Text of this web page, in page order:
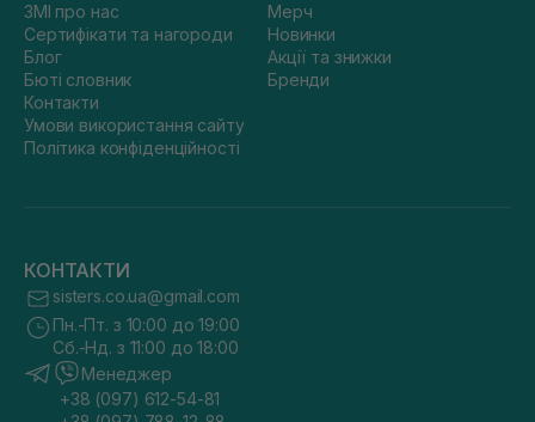
ЗМІ про нас
Сертифікати та нагороди
Блог
Бюті словник
Контакти
Умови використання сайту
Політика конфіденційності
Мерч
Новинки
Акції та знижки
Бренди
КОНТАКТИ
sisters.co.ua@gmail.com
Пн.-Пт. з 10:00 до 19:00
Сб.-Нд. з 11:00 до 18:00
Менеджер
+38 (097) 612-54-81